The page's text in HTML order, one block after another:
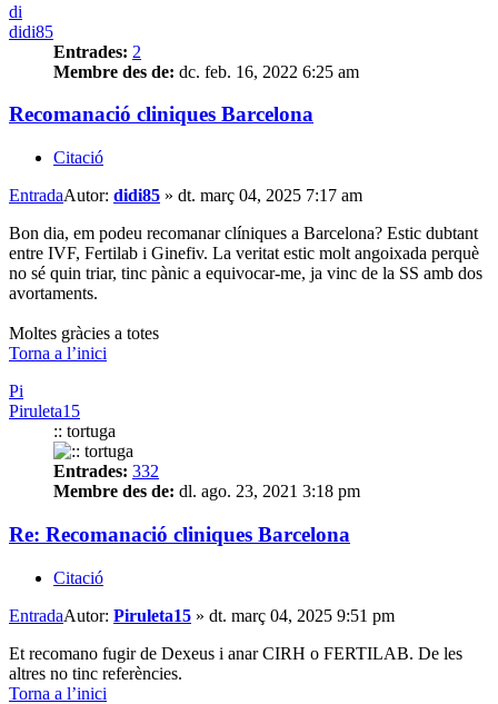
di
didi85
Entrades: 2
Membre des de: dc. feb. 16, 2022 6:25 am
Recomanació cliniques Barcelona
Citació
EntradaAutor: didi85 » dt. març 04, 2025 7:17 am
Bon dia, em podeu recomanar clíniques a Barcelona? Estic dubtant
entre IVF, Fertilab i Ginefiv. La veritat estic molt angoixada perquè
no sé quin triar, tinc pànic a equivocar-me, ja vinc de la SS amb dos
avortaments.
Moltes gràcies a totes
Torna a l’inici
Pi
Piruleta15
:: tortuga
Entrades: 332
Membre des de: dl. ago. 23, 2021 3:18 pm
Re: Recomanació cliniques Barcelona
Citació
EntradaAutor: Piruleta15 » dt. març 04, 2025 9:51 pm
Et recomano fugir de Dexeus i anar CIRH o FERTILAB. De les
altres no tinc referències.
Torna a l’inici